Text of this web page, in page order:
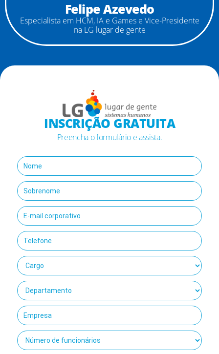
Felipe Azevedo
Especialista em HCM, IA e Games e Vice-Presidente
na LG lugar de gente
INSCRIÇÃO GRATUITA
Preencha o formulário e assista.